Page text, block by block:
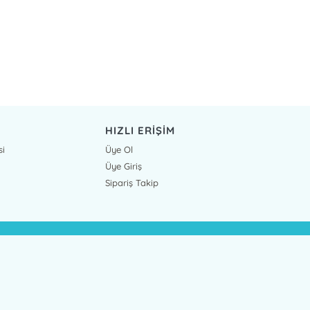
HIZLI ERİŞİM
Üye Ol
Üye Giriş
Sipariş Takip